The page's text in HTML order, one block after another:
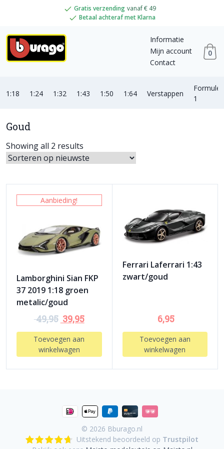
Gratis verzending vanaf € 49
Betaal achteraf met Klarna
Informatie
Mijn account
Contact
0
1:18 1:24 1:32 1:43 1:50 1:64 Verstappen
Formule
1
Goud
Showing all 2 results
Aanbieding!
Lamborghini Sian FKP
37 2019 1:18 groen
metalic/goud
49,95 39,95
Toevoegen aan
winkelwagen
Ferrari Laferrari 1:43
zwart/goud
6,95
Toevoegen aan
winkelwagen
© 2026 Bburago.nl
Uitstekend beoordeeld op Trustpilot